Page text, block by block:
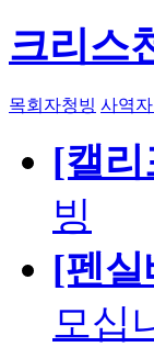
크리스
목회자청빙 사역
[캘
빙
[펜
모십